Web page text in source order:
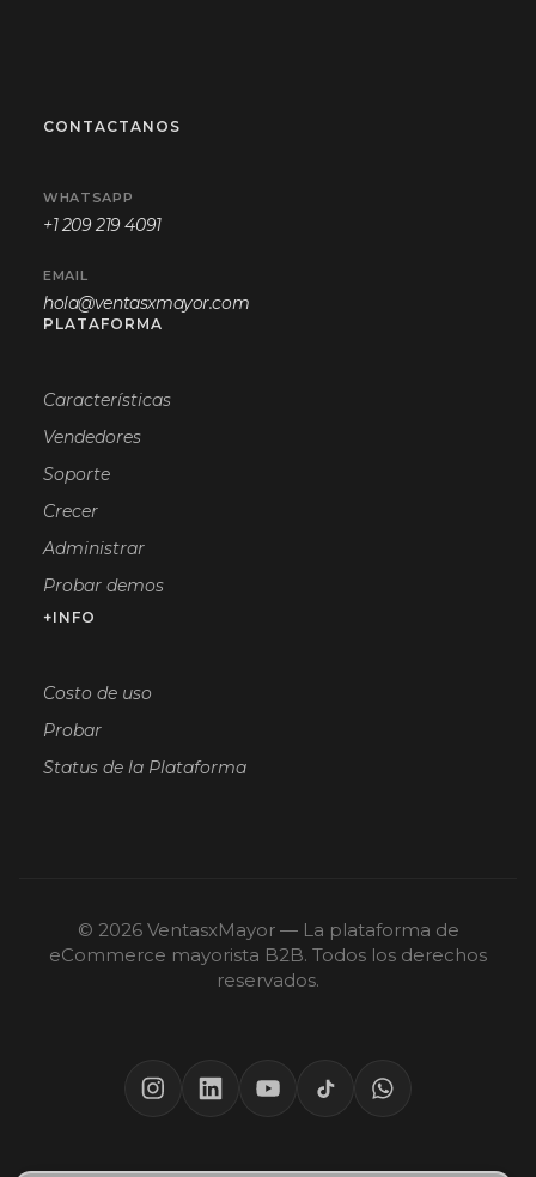
CONTACTANOS
WHATSAPP
+1 209 219 4091
EMAIL
hola@ventasxmayor.com
PLATAFORMA
Características
Vendedores
Soporte
Crecer
Administrar
Probar demos
+INFO
Costo de uso
Probar
Status de la Plataforma
© 2026 VentasxMayor — La plataforma de
eCommerce mayorista B2B. Todos los derechos
reservados.